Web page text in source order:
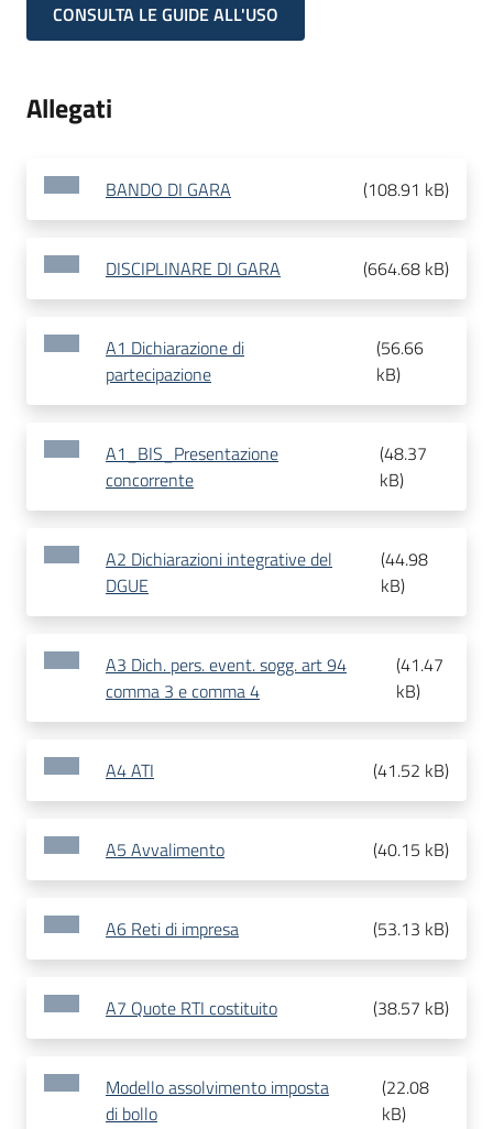
CONSULTA LE GUIDE ALL'USO
Allegati
BANDO DI GARA (108.91 kB)
DISCIPLINARE DI GARA (664.68 kB)
A1 Dichiarazione di
partecipazione
(56.66
kB)
A1_BIS_Presentazione
concorrente
(48.37
kB)
A2 Dichiarazioni integrative del
DGUE
(44.98
kB)
A3 Dich. pers. event. sogg. art 94
comma 3 e comma 4
(41.47
kB)
A4 ATI (41.52 kB)
A5 Avvalimento (40.15 kB)
A6 Reti di impresa (53.13 kB)
A7 Quote RTI costituito (38.57 kB)
Modello assolvimento imposta
di bollo
(22.08
kB)